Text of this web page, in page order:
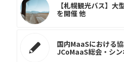
【札幌観光バス】大
を開催 他
国内MaaSにおける協
JCoMaaS総会・シ